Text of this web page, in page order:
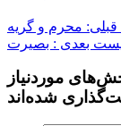
محرم و گریه
بعدی : بصیرت
موردنیاز